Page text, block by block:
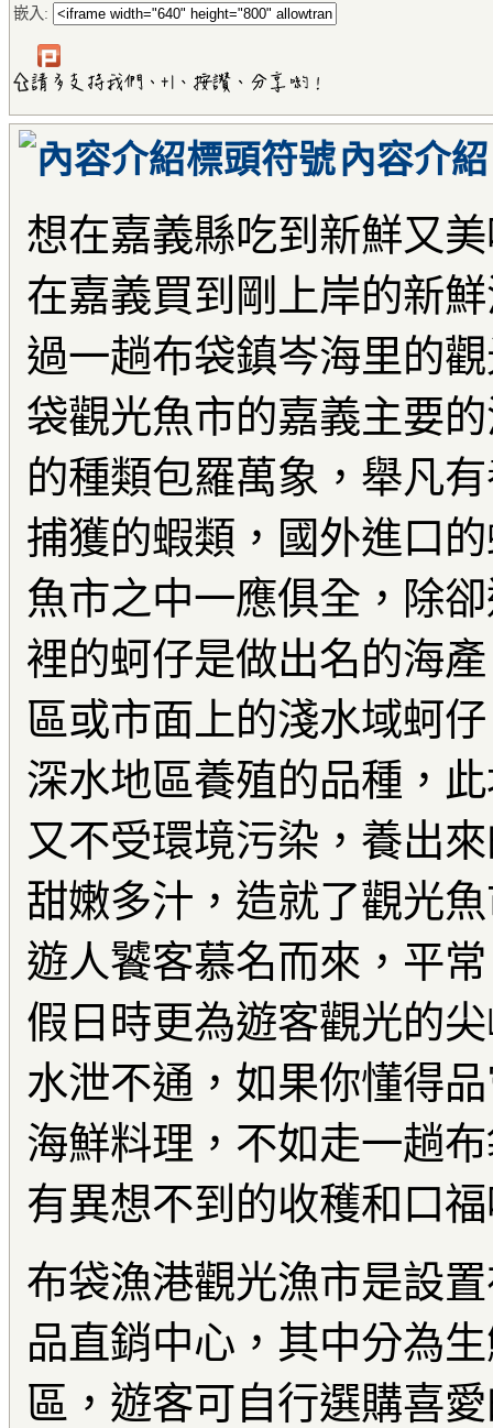
嵌入:
內容介紹
想在嘉義縣吃到新鮮又
在嘉義買到剛上岸的新
過一趟布袋鎮岑海里的
袋觀光魚市的嘉義主要
的種類包羅萬象，舉凡
捕獲的蝦類，國外進口
魚市之中一應俱全，除
裡的蚵仔是做出名的海
區或市面上的淺水域蚵
深水地區養殖的品種，
又不受環境污染，養出
甜嫩多汁，造就了觀光
遊人饕客慕名而來，平
假日時更為遊客觀光的
水泄不通，如果你懂得
海鮮料理，不如走一趟
有異想不到的收穫和口
布袋漁港觀光漁市是設
品直銷中心，其中分為
區，遊客可自行選購喜